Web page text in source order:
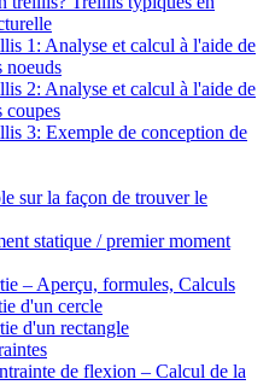
1: Analyse et calcul à l'aide de
noeuds
2: Analyse et calcul à l'aide de
coupes
3: Exemple de conception de
sur la façon de trouver le
statique / premier moment
– Aperçu, formules, Calculs
d'un cercle
d'un rectangle
de flexion – Calcul de la